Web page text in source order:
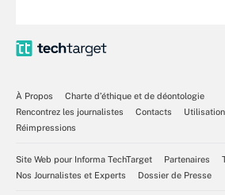
À Propos
Charte d’éthique et de déontologie
Rencontrez les journalistes
Contacts
Réimpressions
Site Web pour Informa TechTarget Partenaires
Nos Journalistes et Experts
Dossier de Presse